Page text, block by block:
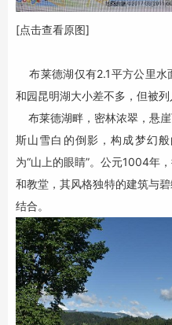
[点击查看原图]
布莱德湖仅有2.1平方公里水
和园昆明湖大小差不多，但被列
布莱德湖畔，密林浓翠，悬
斯山雪白的倒影，构成梦幻
为“山上的眼睛”。公元1004年
和教堂，其风格独特的建筑与
结合。